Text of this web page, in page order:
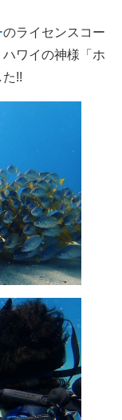
のライセンスコー
ワイの神様「ホ
!!